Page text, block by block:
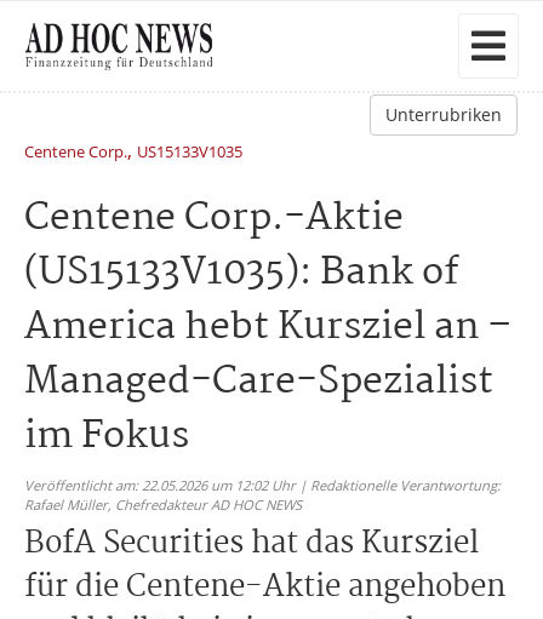
Unterrubriken
Centene Corp., US15133V1035
Centene Corp.-Aktie
(US15133V1035): Bank of
America hebt Kursziel an –
Managed-Care-Spezialist
im Fokus
Veröffentlicht am: 22.05.2026 um 12:02 Uhr | Redaktionelle Verantwortung:
Rafael Müller, Chefredakteur AD HOC NEWS
BofA Securities hat das Kursziel
für die Centene-Aktie angehoben